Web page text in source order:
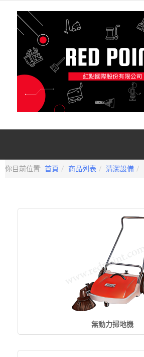
你目前位置: 首頁 商品列表 清潔設備
無動力掃地機